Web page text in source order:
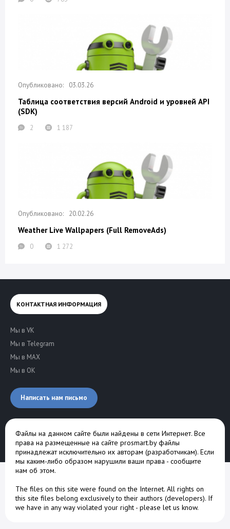
03.03.26
Таблица соответствия версий Android и уровней API
(SDK)
2 1 187
20.02.26
Weather Live Wallpapers (Full RemoveAds)
0 1 272
КОНТАКТНАЯ ИНФОРМАЦИЯ
Мы в VK
Мы в Telegram
Мы в MAX
Мы в OK
Написать нам письмо
Файлы на данном сайте были найдены в сети Интернет. Все
права на размещенные на сайте prosmart.by файлы
принадлежат исключительно их авторам (разработчикам). Если
мы каким-либо образом нарушили ваши права - сообщите
нам об этом.
The files on this site were found on the Internet. All rights on
this site files belong exclusively to their authors (developers). If
we have in any way violated your right - please let us know.